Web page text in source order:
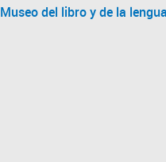
Museo del libro y de la